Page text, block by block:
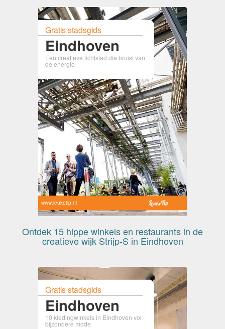
Gratis stadsgids
Eindhoven
Een creatieve lichtstad die bruist van
de energie
www.leuketip.nl
Ontdek 15 hippe winkels en restaurants in de
creatieve wijk Strijp-S in Eindhoven
Gratis stadsgids
Eindhoven
10 kledingwinkels in Eindhoven vol
bijzondere mode